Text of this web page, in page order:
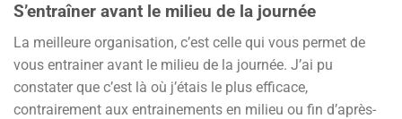
S’entraîner avant le milieu de la journée
La meilleure organisation, c’est celle qui vous permet de
vous entrainer avant le milieu de la journée. J’ai pu
constater que c’est là où j’étais le plus efficace,
contrairement aux entrainements en milieu ou fin d’après-